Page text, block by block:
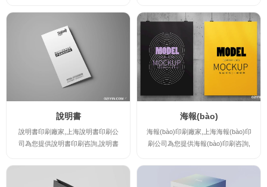
o)價(jià),讓您實(shí)時(shí)了解畫冊
印刷廠家的最新規(guī)格及報(bào)
價(jià),并提供畫冊印刷時(shí)的注意
事項(xiàng),印刷出讓您滿意的高檔
畫冊印刷產(chǎn)品。
片印刷報(bào)價(jià),讓您實(shí)時
(shí)了解名片印刷廠家的最新規(gu
ī)格及報(bào)價(jià),并提供名片印刷
時(shí)的注意事項(xiàng),印刷出讓
您滿意的高檔名片印刷產(chǎn)品。
說明書
說明書印刷廠家,上海說明書印刷公
司為您提供說明書印刷咨詢,說明書
明書印刷報(bào)價(jià),讓您實(shí)
時(shí)了解說明書印刷廠家的最新規
海報(bào)
海報(bào)印刷廠家,上海海報(bào)印
刷公司為您提供海報(bào)印刷咨詢,
(guī)格及海報(bào)印刷報(bào)價(ji
à),讓您實(shí)時(shí)了解海報(bào)